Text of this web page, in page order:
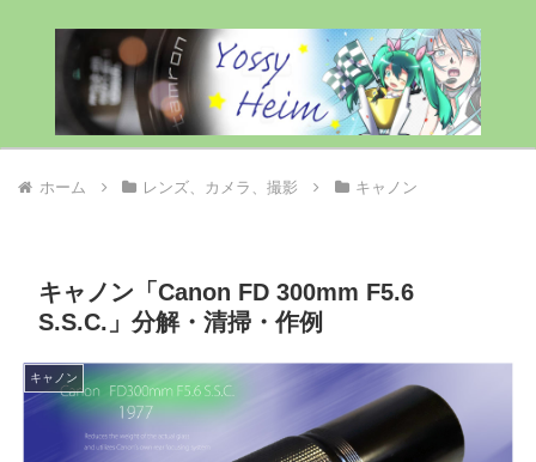
ホーム レンズ、カメラ、撮影 キャノン
キャノン「Canon FD 300mm F5.6
S.S.C.」分解・清掃・作例
キャノン